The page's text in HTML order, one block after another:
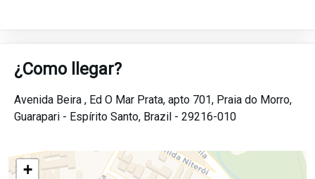
¿Como llegar?
Avenida Beira , Ed O Mar Prata, apto 701, Praia do Morro,
Guarapari - Espírito Santo, Brazil - 29216-010
+